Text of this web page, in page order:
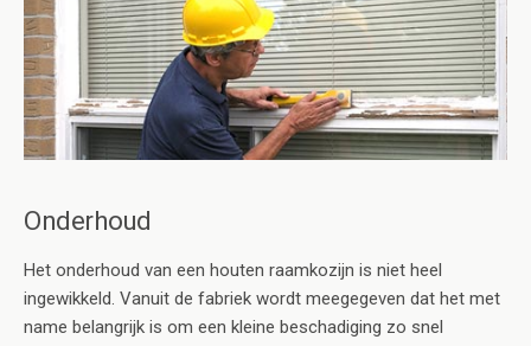
Onderhoud
Het onderhoud van een houten raamkozijn is niet heel
ingewikkeld. Vanuit de fabriek wordt meegegeven dat het met
name belangrijk is om een kleine beschadiging zo snel